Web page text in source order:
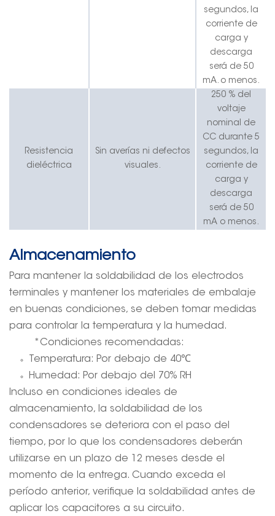
segundos, la
corriente de
carga y
descarga
será de 50
mA.o menos .
Resistencia
dieléctrica
Sin averías ni defectos
visuales.
250 % del
voltaje
nominal de
CC durante 5
segundos, la
corriente de
carga y
descarga
será de 50
mA o menos.
Almacenamiento
Para mantener la soldabilidad de los electrodos
terminales y mantener los materiales de embalaje
en buenas condiciones, se deben tomar medidas
para controlar la temperatura y la humedad.
*Condiciones recomendadas:
Temperatura: Por debajo de 40℃
Humedad: Por debajo del 70% RH
Incluso en condiciones ideales de
almacenamiento, la soldabilidad de los
condensadores se deteriora con el paso del
tiempo, por lo que los condensadores deberán
utilizarse en un plazo de 12 meses desde el
momento de la entrega. Cuando exceda el
período anterior, verifique la soldabilidad antes de
aplicar los capacitores a su circuito.